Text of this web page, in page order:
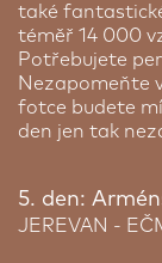
také
téměř 14 000
Potřebujete
Nezapomeňte
fotce budete
den jen tak
5. den:
JEREVAN -